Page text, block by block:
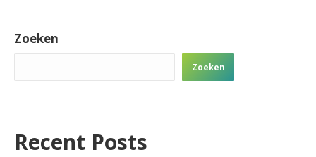
Zoeken
Zoeken
Recent Posts